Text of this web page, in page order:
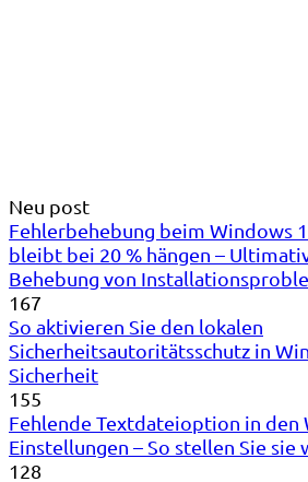
Neu post
Fehlerbehebung beim Windows
bleibt bei 20 % hängen –
Behebung von
167
So aktivieren Sie den lokalen
Sicherheitsautoritätsschutz in
Sicherheit
155
Fehlende Textdateioption in den
Einstellungen – So stellen Sie sie
128